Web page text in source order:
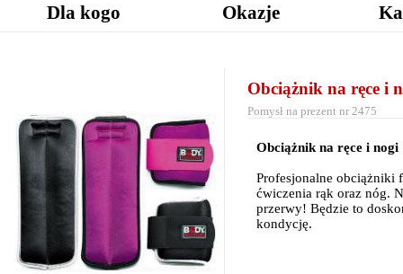
Dla kogo Okazje
Obciążnik na ręce i
Pomysł na prezent nr 2475
Obciążnik na ręce i nogi
Profesjonalne obciążniki
ćwiczenia rąk oraz nóg.
przerwy! Będzie to
kondycję.